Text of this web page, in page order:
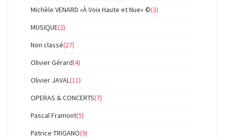
Michèle VENARD «À Voix Haute et Nue» ©(3)
MUSIQUE(2)
Non classé(27)
Olivier Gérard(4)
Olivier JAVAL(11)
OPERAS & CONCERTS(7)
Pascal Framont(5)
Patrice TRIGANO(9)